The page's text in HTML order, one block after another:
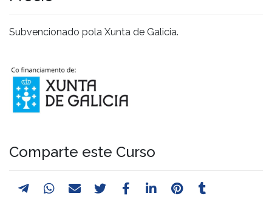
Subvencionado pola Xunta de Galicia.
Comparte este Curso